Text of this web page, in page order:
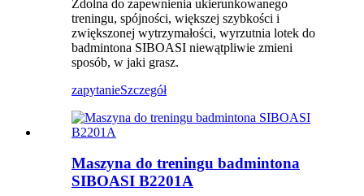
Zdolna do zapewnienia ukierunkowanego
treningu, spójności, większej szybkości i
zwiększonej wytrzymałości, wyrzutnia lotek do
badmintona SIBOASI niewątpliwie zmieni
sposób, w jaki grasz.
zapytanieSzczegół
Maszyna do treningu badmintona
SIBOASI B2201A